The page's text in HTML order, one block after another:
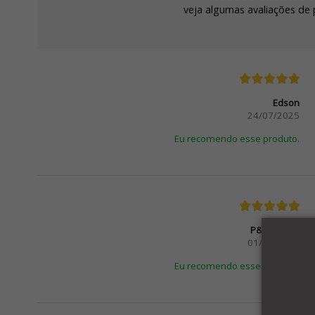
veja algumas avaliações
Edson
24/07/2025
Eu recomendo esse produto.
P&G Gillete
01/07/2025
Eu recomendo esse produto.